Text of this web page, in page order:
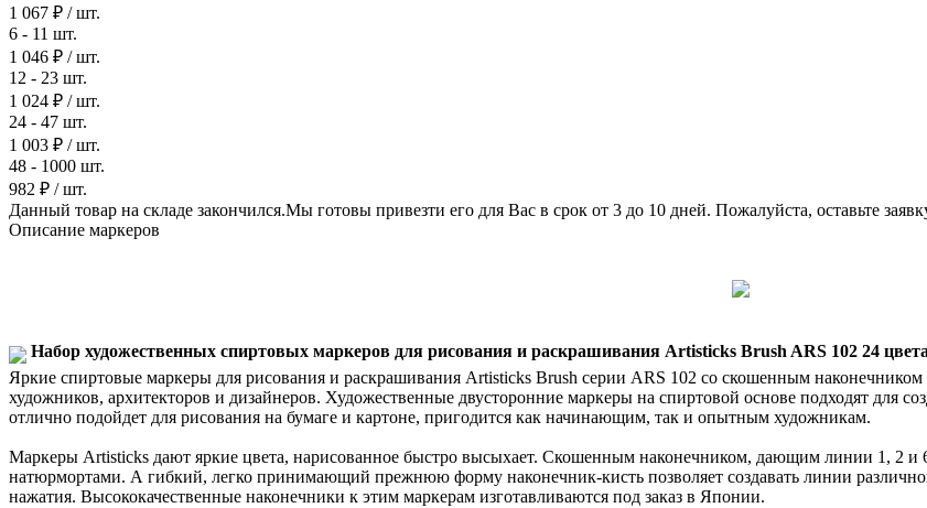
1 067 ₽ / шт.
6 - 11 шт.
1 046 ₽ / шт.
12 - 23 шт.
1 024 ₽ / шт.
24 - 47 шт.
1 003 ₽ / шт.
48 - 1000 шт.
982 ₽ / шт.
Данный товар на складе закончился.Мы готовы привезти его для Вас в срок от 3 до 10 дней. Пожалуйста, оставьте
Описание маркеров
Набор художественных спиртовых маркеров для рисования и раскрашивания Artisticks Brush ARS 102 24
Яркие спиртовые маркеры для рисования и раскрашивания Artisticks Brush серии ARS 102 со скошенным
художников, архитекторов и дизайнеров. Художественные двусторонние маркеры на спиртовой основе подходят для
отлично подойдет для рисования на бумаге и картоне, пригодится как начинающим, так и опытным художникам.
Маркеры Artisticks дают яркие цвета, нарисованное быстро высыхает. Скошенным наконечником, дающим линии 1, 2 и
натюрмортами. А гибкий, легко принимающий прежнюю форму наконечник-кисть позволяет создавать линии
нажатия. Высококачественные наконечники к этим маркерам изготавливаются под заказ в Японии.